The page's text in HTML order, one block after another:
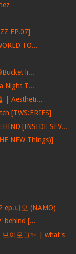
EP.07]
TO...
li...
Night T...
| Aestheti...
[TWS:ERIES]
[INSIDE SEV...
NEW Things)]
ep.나모 (NAMO)
behind [...
브이로그✨ | what's